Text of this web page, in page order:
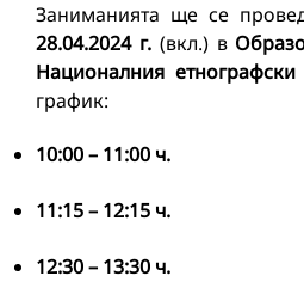
Заниманията ще се
28.04.2024 г.(вкл.) в
Националния
график:
10:00 – 11:00 ч.
11:15 – 12:15 ч.
12:30 – 13:30 ч.